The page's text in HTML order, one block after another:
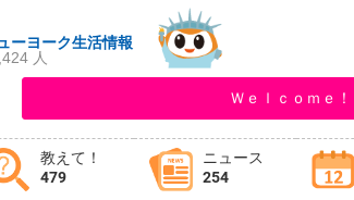
ーヨーク生活情報
人
Ｗｅｌｃｏｍｅ！
教えて！
479
ニュース
254